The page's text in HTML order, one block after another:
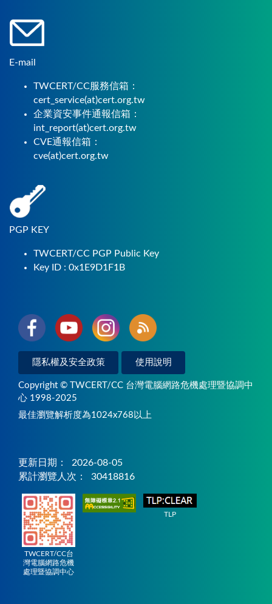
E-mail
TWCERT/CC服務信箱：
cert_service(at)cert.org.tw
企業資安事件通報信箱：
int_report(at)cert.org.tw
CVE通報信箱：
cve(at)cert.org.tw
PGP KEY
TWCERT/CC PGP Public Key
Key ID : 0x1E9D1F1B
隱私權及安全政策 使用說明
Copyright © TWCERT/CC 台灣電腦網路危機處理暨協調中
心 1998-2025
最佳瀏覽解析度為1024x768以上
更新日期：
2026-08-05
累計瀏覽人次：
30418816
TWCERT/CC台
灣電腦網路危機
處理暨協調中心
TLP